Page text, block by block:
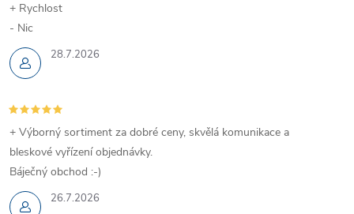
28.7.2026
+ Rychlost
- Nic
26.7.2026
+ Výborný sortiment za dobré ceny, skvělá komunikace a
bleskové vyřízení objednávky.
Báječný obchod :-)